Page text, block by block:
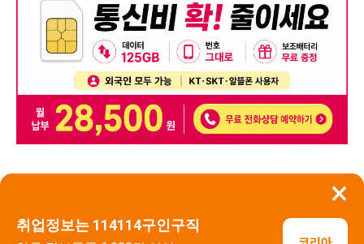
×
취업정보는 114114구인구직